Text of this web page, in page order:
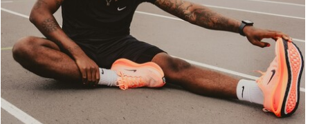
større
version
af
billedet.